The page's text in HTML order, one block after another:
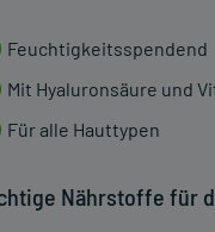
Feuchtigkeitsspendend
Mit Hyaluronsäure und
Für alle Hauttypen
Nährstoffe für